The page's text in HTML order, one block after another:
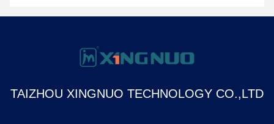
TAIZHOU XINGNUO TECHNOLOGY CO.,LTD